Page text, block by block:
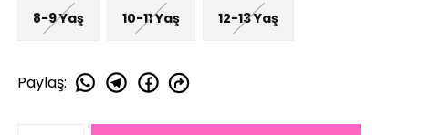
8-9 Yaş 10-11 Yaş 12-13 Yaş
Paylaş: